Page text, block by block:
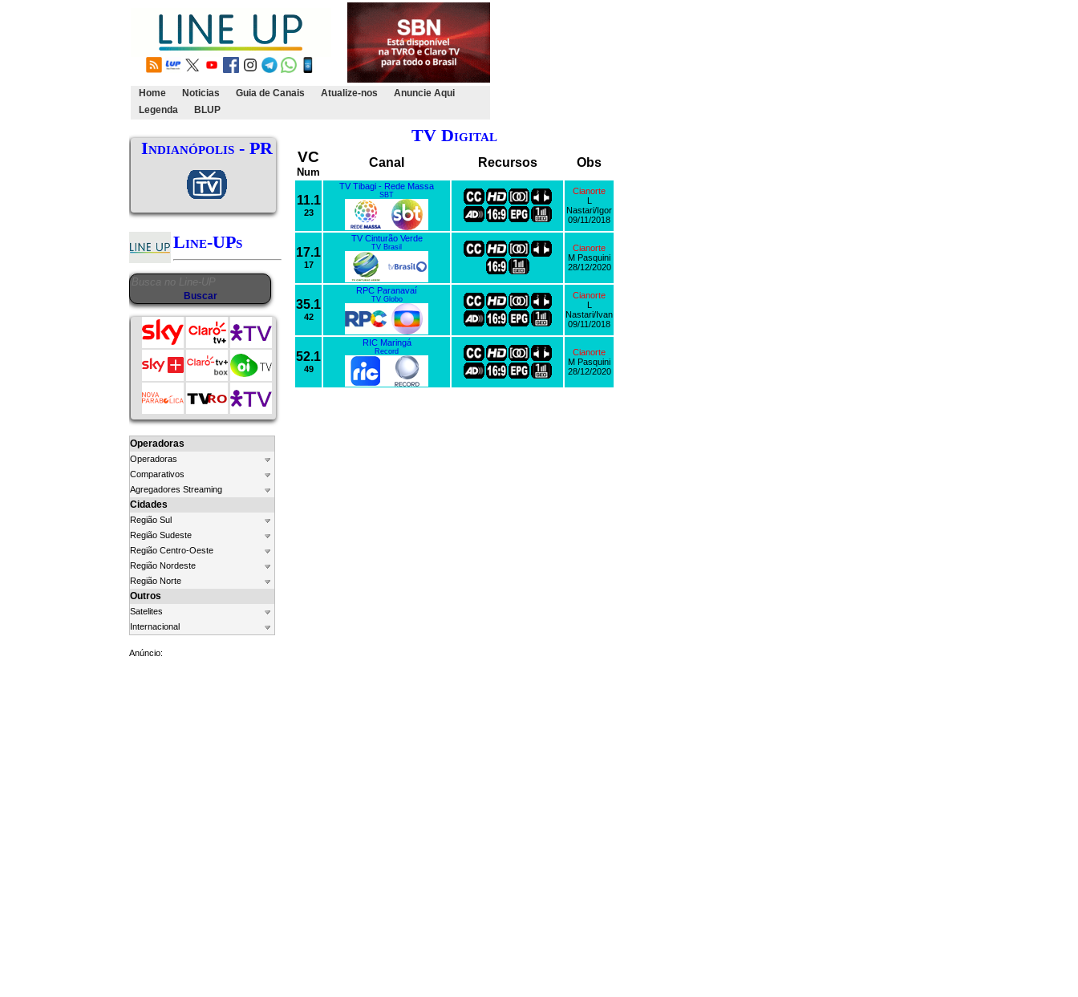
Home Noticias Guia de Canais Atualize-nos
Anuncie Aqui
Legenda
BLUP
Indianópolis - PR
Line-UPs
Operadoras
Operadoras
Comparativos
Agregadores Streaming
Cidades
Região Sul
Região Sudeste
Região Centro-Oeste
Região Nordeste
Região Norte
Outros
Satelites
Internacional
Anúncio:
TV Digital
VC
Num
Canal Recursos Obs
11.1
23
TV Tibagi - Rede Massa
SBT
Cianorte
L
Nastari/Igor
09/11/2018
17.1
17
TV Cinturão Verde
TV Brasil
Cianorte
M Pasquini
28/12/2020
35.1
42
RPC Paranavaí
TV Globo
Cianorte
L
Nastari/Ivan
09/11/2018
52.1
49
RIC Maringá
Record
Cianorte
M Pasquini
28/12/2020